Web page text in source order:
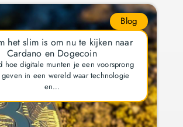
Blog
het slim is om nu te kijken naar
Cardano en Dogecoin
hoe digitale munten je een voorsprong
geven in een wereld waar technologie
en…